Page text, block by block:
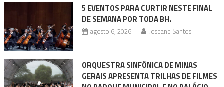
5 EVENTOS PARA CURTIR NESTE FINAL
DE SEMANA POR TODA BH.
agosto 6, 2026 Joseane Santos
ORQUESTRA SINFÔNICA DE MINAS
GERAIS APRESENTA TRILHAS DE FILMES